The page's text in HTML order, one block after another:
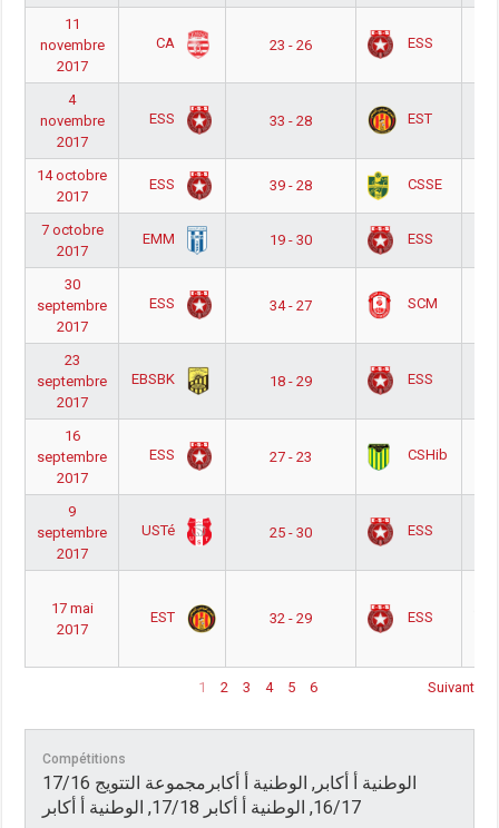
11
novembre
2017
CA 23 - 26 ESS
4
novembre
2017
ESS 33 - 28 EST
14 octobre
2017
ESS 39 - 28 CSSE
7 octobre
2017
EMM 19 - 30 ESS
30
septembre
2017
ESS 34 - 27 SCM
23
septembre
2017
EBSBK 18 - 29 ESS
16
septembre
2017
ESS 27 - 23 CSHib
9
septembre
2017
USTé 25 - 30 ESS
17 mai
2017
EST 32 - 29 ESS
1 2 3 4 5 6 Suivant
Compétitions
17/16 الوطنية أ أكابر, الوطنية أ أكابرمجموعة التتويج
16/17, الوطنية أ أكابر 17/18, الوطنية أ أكابر